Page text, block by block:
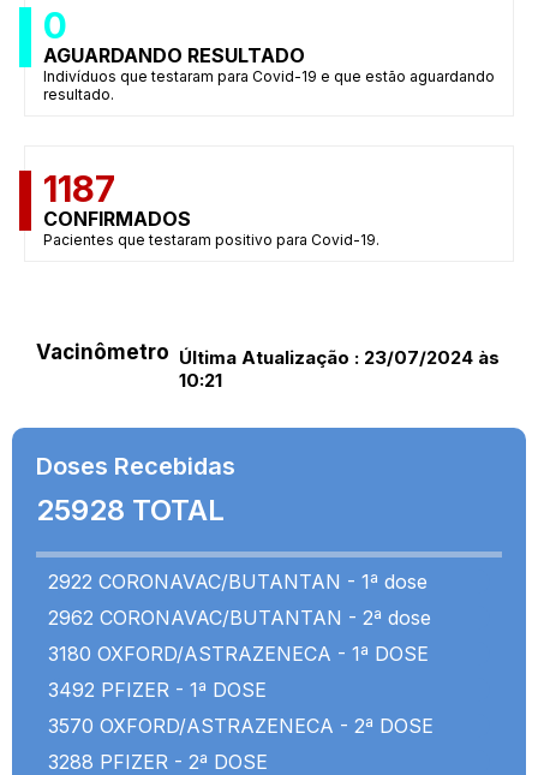
0
AGUARDANDO RESULTADO
Indivíduos que testaram para Covid-19 e que estão aguardando
resultado.
1187
CONFIRMADOS
Pacientes que testaram positivo para Covid-19.
Vacinômetro Última Atualização : 23/07/2024 às
10:21
Doses Recebidas
25928 TOTAL
2922 CORONAVAC/BUTANTAN - 1ª dose
2962 CORONAVAC/BUTANTAN - 2ª dose
3180 OXFORD/ASTRAZENECA - 1ª DOSE
3492 PFIZER - 1ª DOSE
3570 OXFORD/ASTRAZENECA - 2ª DOSE
3288 PFIZER - 2ª DOSE